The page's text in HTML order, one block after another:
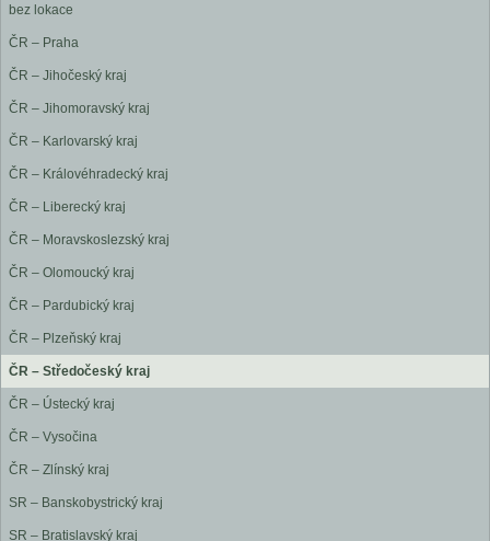
bez lokace
ČR – Praha
ČR – Jihočeský kraj
ČR – Jihomoravský kraj
ČR – Karlovarský kraj
ČR – Královéhradecký kraj
ČR – Liberecký kraj
ČR – Moravskoslezský kraj
ČR – Olomoucký kraj
ČR – Pardubický kraj
ČR – Plzeňský kraj
ČR – Středočeský kraj
ČR – Ústecký kraj
ČR – Vysočina
ČR – Zlínský kraj
SR – Banskobystrický kraj
SR – Bratislavský kraj